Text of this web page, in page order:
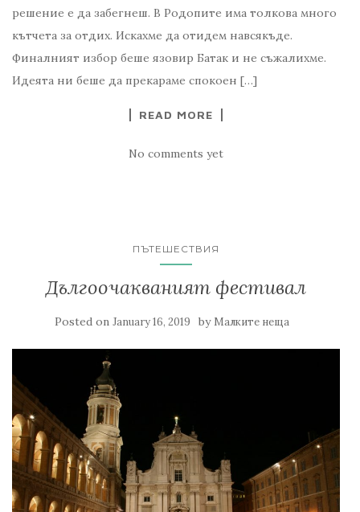
решение е да забегнеш. В Родопите има толкова много
кътчета за отдих. Искахме да отидем навсякъде.
Финалният избор беше язовир Батак и не съжалихме.
Идеята ни беше да прекараме спокоен […]
READ MORE
No comments yet
ПЪТЕШЕСТВИЯ
Дългоочакваният фестивал
Posted on January 16, 2019 by Малките неща